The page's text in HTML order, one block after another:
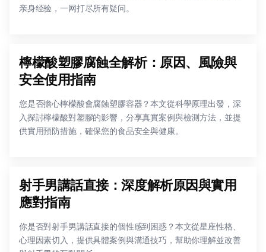
亲身经验，一网打尽所有疑问。
檸檬酸塑膠腐蝕全解析：原因、風險與
安全使用指南
您是否擔心檸檬酸會腐蝕塑膠容器？本文從科學原理出發，深
入探討檸檬酸對塑膠的影響，分享真實案例與檢測方法，並提
供實用預防措施，確保您的食品安全與健康。
射手男講話直接：深度解析原因與實用
應對指南
你是否對射手男講話直接的個性感到困惑？本文從星座性格、
心理因素切入，提供具體案例與溝通技巧，幫助你理解並改善